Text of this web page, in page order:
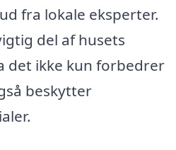
fra lokale eksperter.
del af husets
det ikke kun forbedrer
beskytter